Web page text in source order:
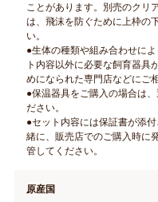
ことがあります。別売のクリ
は、飛沫を防ぐために上枠の
い。
●生体の種類や組み合わせに
ト内容以外に必要な飼育器具
めになられた専門店などにご
●保温器具をご購入の場合は
ださい。
●セット内容には保証書が添
緒に、販売店でのご購入時に
管してください。
原産国